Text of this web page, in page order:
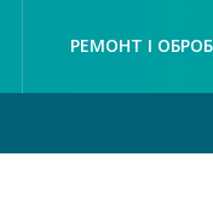
РЕМОНТ І